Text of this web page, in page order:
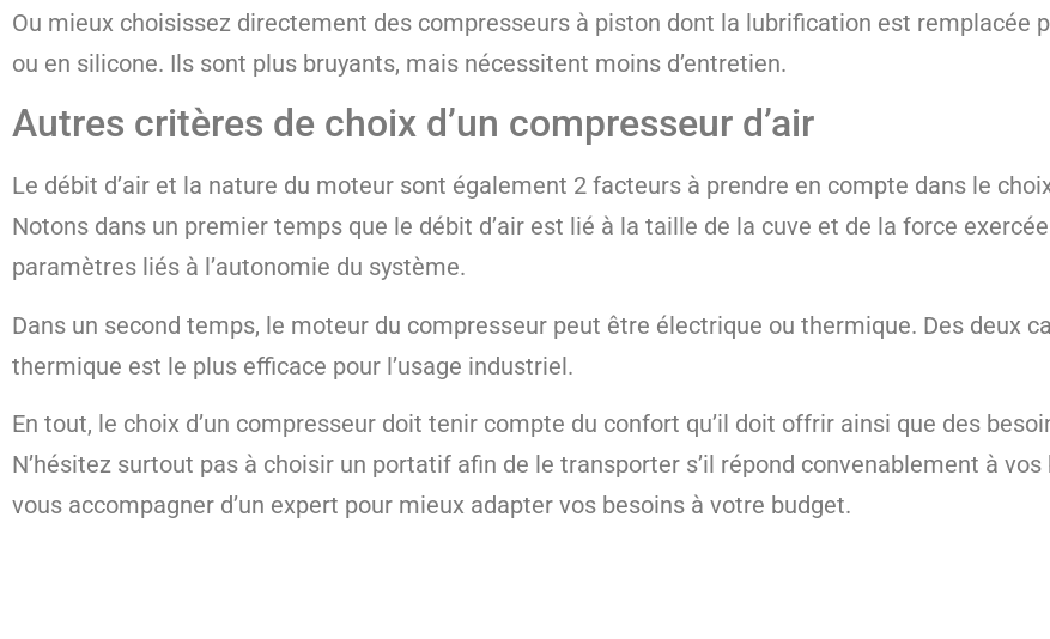
Ou mieux choisissez directement des compresseurs à piston dont la lubrification est remplacée
ou en silicone. Ils sont plus bruyants, mais nécessitent moins d’entretien.
Autres critères de choix d’un compresseur d’air
Le débit d’air et la nature du moteur sont également 2 facteurs à prendre en compte dans le
Notons dans un premier temps que le débit d’air est lié à la taille de la cuve et de la force
paramètres liés à l’autonomie du système.
Dans un second temps, le moteur du compresseur peut être électrique ou thermique. Des deux
thermique est le plus efficace pour l’usage industriel.
En tout, le choix d’un compresseur doit tenir compte du confort qu’il doit offrir ainsi que des
N’hésitez surtout pas à choisir un portatif afin de le transporter s’il répond convenablement à
vous accompagner d’un expert pour mieux adapter vos besoins à votre budget.